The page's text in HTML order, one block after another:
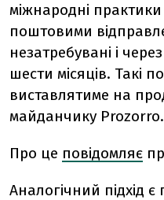
міжнародні
поштовими
незатребувані і
шести місяців. Такі
виставлятиме на
майданчику
Про це повідомляє
Аналогічний підхід